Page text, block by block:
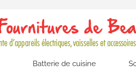
Batterie de cuisine